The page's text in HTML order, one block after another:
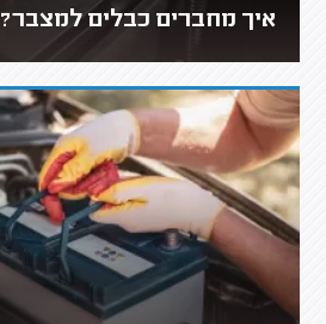
איך מחברים כבלים למצבר?